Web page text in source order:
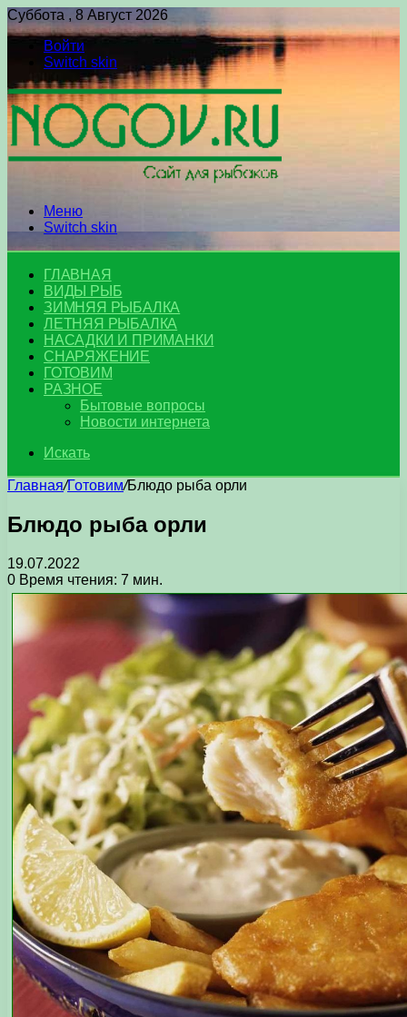
Суббота , 8 Август 2026
Войти
Switch skin
Меню
Switch skin
ГЛАВНАЯ
ВИДЫ РЫБ
ЗИМНЯЯ РЫБАЛКА
ЛЕТНЯЯ РЫБАЛКА
НАСАДКИ И ПРИМАНКИ
СНАРЯЖЕНИЕ
ГОТОВИМ
РАЗНОЕ
Бытовые вопросы
Новости интернета
Искать
Главная/Готовим/Блюдо рыба орли
Блюдо рыба орли
19.07.2022
0 Время чтения: 7 мин.